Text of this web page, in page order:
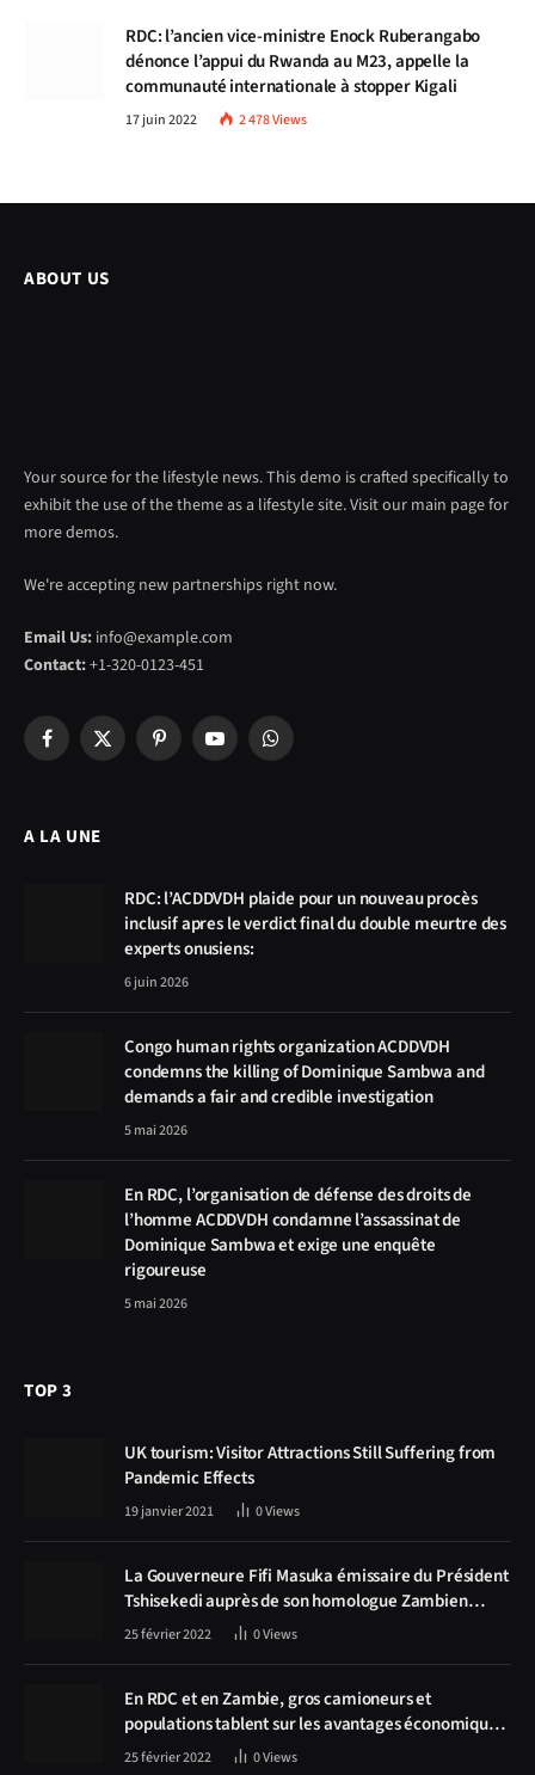
RDC: l’ancien vice-ministre Enock Ruberangabo
dénonce l’appui du Rwanda au M23, appelle la
communauté internationale à stopper Kigali
17 juin 2022 2 478Views
ABOUT US
Your source for the lifestyle news. This demo is crafted specifically to
exhibit the use of the theme as a lifestyle site. Visit our main page for
more demos.
We're accepting new partnerships right now.
Email Us: info@example.com
Contact:+1-320-0123-451
Facebook
X
PinterestYouTubeWhatsApp
A LA UNE
RDC: l’ACDDVDH plaide pour un nouveau procès
inclusif apres le verdict final du double meurtre des
experts onusiens:
6 juin 2026
Congo human rights organization ACDDVDH
condemns the killing of Dominique Sambwa and
demands a fair and credible investigation
5 mai 2026
En RDC, l’organisation de défense des droits de
l’homme ACDDVDH condamne l’assassinat de
Dominique Sambwa et exige une enquête
rigoureuse
5 mai 2026
TOP 3
UK tourism: Visitor Attractions Still Suffering from
Pandemic Effects
19 janvier 2021 0Views
La Gouverneure Fifi Masuka émissaire du Président
Tshisekedi auprès de son homologue Zambien
Hichilema, la construction de la route Kolwezi -
25 février 2022 0Views
En RDC et en Zambie, gros camioneurs et
populations tablent sur les avantages économiques
de la route Kolwezi-Solwezi
25 février 2022 0Views